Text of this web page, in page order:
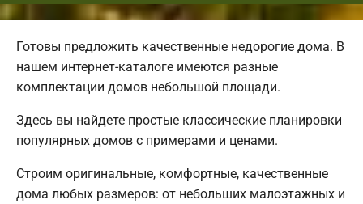
Готовы предложить качественные недорогие дома. В
нашем интернет-каталоге имеются разные
комплектации домов небольшой площади.
Здесь вы найдете простые классические планировки
популярных домов с примерами и ценами.
Строим оригинальные, комфортные, качественные
дома любых размеров: от небольших малоэтажных и